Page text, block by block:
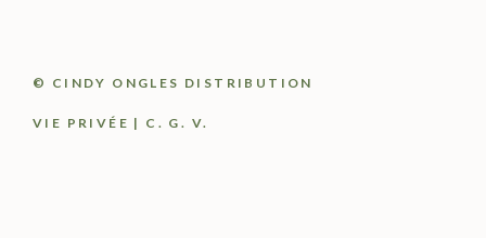
© CINDY ONGLES DISTRIBUTION
VIE PRIVÉE | C. G. V.